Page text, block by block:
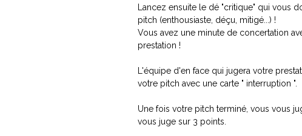
Lancez ensuite le dé "critique" qui vous
pitch (enthousiaste, déçu, mitigé...) !
Vous avez une minute de concertation
prestation !
L'équipe d'en face qui jugera votre
votre pitch avec une carte " interruption ".
Une fois votre pitch terminé, vous vous
vous juge sur 3 points.